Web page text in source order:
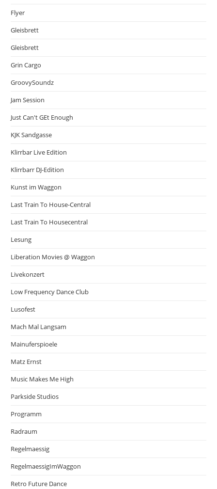
Flyer
Gleisbrett
Gleisbrett
Grin Cargo
GroovySoundz
Jam Session
Just Can't GEt Enough
KJK Sandgasse
Klirrbar Live Edition
Klirrbarr DJ-Edition
Kunst im Waggon
Last Train To House-Central
Last Train To Housecentral
Lesung
Liberation Movies @ Waggon
Livekonzert
Low Frequency Dance Club
Lusofest
Mach Mal Langsam
Mainuferspioele
Matz Ernst
Music Makes Me High
Parkside Studios
Programm
Radraum
Regelmaessig
RegelmaessigImWaggon
Retro Future Dance